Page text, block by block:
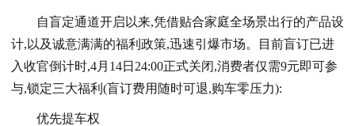
自盲定通道开启以来,凭借贴合家庭全场景出行的产品设
计,以及诚意满满的福利政策,迅速引爆市场。目前盲订已进
入收官倒计时,4月14日24:00正式关闭,消费者仅需9元即可参
与,锁定三大福利(盲订费用随时可退,购车零压力):
优先提车权